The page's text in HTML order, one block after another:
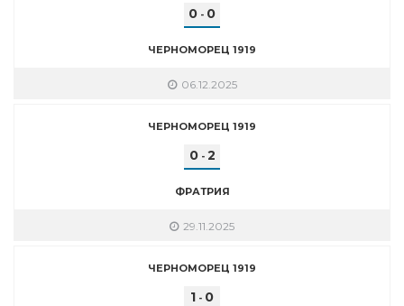
0 - 0
ЧЕРНОМОРЕЦ 1919
06.12.2025
ЧЕРНОМОРЕЦ 1919
0- 2
ФРАТРИЯ
29.11.2025
ЧЕРНОМОРЕЦ 1919
1 - 0